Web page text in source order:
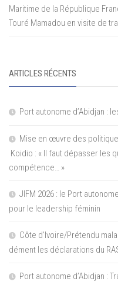
Maritime de la République
Touré Mamadou en visite de
ARTICLES RÉCENTS
Port autonome d’Abidjan :
Mise en œuvre des
Koidio : « Il faut dépasser les
compétence… »
JIFM 2026 : le Port
pour le leadership féminin
Côte d’Ivoire/Prétendu
dément les déclarations du
Port autonome d’Abidjan :